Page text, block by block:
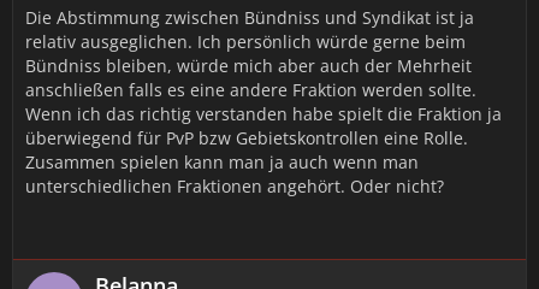
Die Abstimmung zwischen Bündniss und Syndikat ist ja
relativ ausgeglichen. Ich persönlich würde gerne beim
Bündniss bleiben, würde mich aber auch der Mehrheit
anschließen falls es eine andere Fraktion werden sollte.
Wenn ich das richtig verstanden habe spielt die Fraktion ja
überwiegend für PvP bzw Gebietskontrollen eine Rolle.
Zusammen spielen kann man ja auch wenn man
unterschiedlichen Fraktionen angehört. Oder nicht?